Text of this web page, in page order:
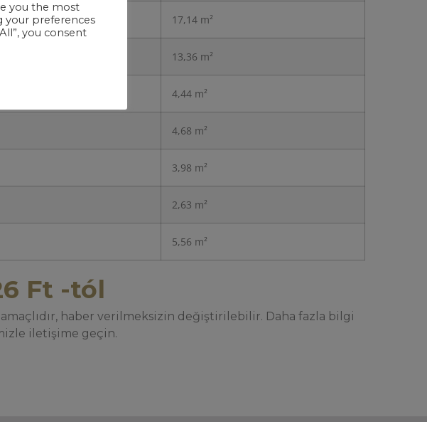
17,14 m²
13,36 m²
4,44 m²
4,68 m²
3,98 m²
2,63 m²
5,56 m²
Ft -tól
amaçlıdır, haber verilmeksizin değiştirilebilir. Daha fazla bilgi
iletişime geçin.
you the most
your preferences
you consent